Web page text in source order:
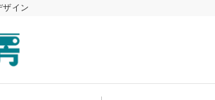
ザイン